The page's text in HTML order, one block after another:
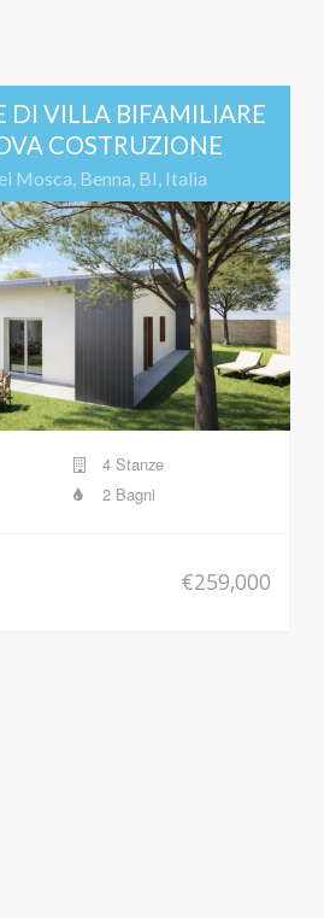
DI VILLA BIFAMILIARE
COSTRUZIONE
Mosca, Benna, BI, Italia
4 Stanze
2 Bagni
€259,000